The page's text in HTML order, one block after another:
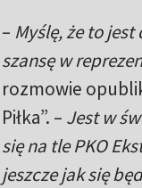
– Myślę, że to
szansę w
rozmowie
Piłka”. – Jest w
się na tle PKO
jeszcze jak się